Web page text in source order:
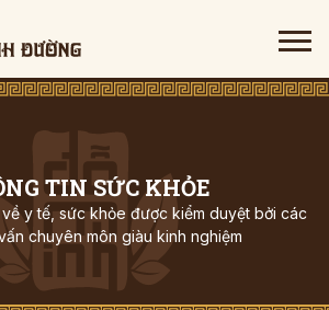
TIN SỨC KHỎE
y tế, sức khỏe được kiểm duyệt bởi các
chuyên môn giàu kinh nghiệm